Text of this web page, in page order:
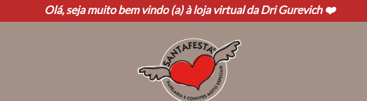
Olá, seja muito bem vindo (a) à loja virtual da Dri Gurevich ❤️